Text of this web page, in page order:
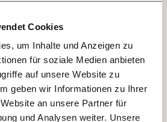
Cookies
um Inhalte und Anzeigen zu
für soziale Medien anbieten
auf unsere Website zu
geben wir Informationen zu Ihrer
an unsere Partner für
und Analysen weiter. Unsere
dem Laufenden
unseren gratis
bleiben sie
Inhalte sprechen
und Ministerien äußerst
zuletzt bei der hunderte
Rettung der Fluglinie AUA.
ist noch immer geheim. In